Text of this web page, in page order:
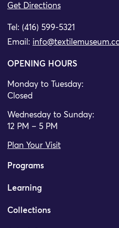
Get Directions
Tel: (416) 599-5321
Email:
OPENING HOURS
Monday to Tuesday:
Closed
Wednesday to Sunday:
12 PM – 5 PM
Plan Your Visit
Programs
Learning
Collections